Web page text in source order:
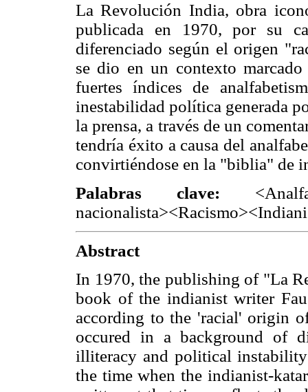
La Revolución India, obra
publicada en 1970, por su
diferenciado según el origen
se dio en un contexto
fuertes índices de
inestabilidad política generada
la prensa, a través de un
tendría éxito a causa del
convirtiéndose en la "biblia" de
Palabras clave:
Abstract
In 1970, the publishing of "La
book of the indianist writer
according to the 'racial' origin
occured in a background of
illiteracy and political
the time when the indianist-